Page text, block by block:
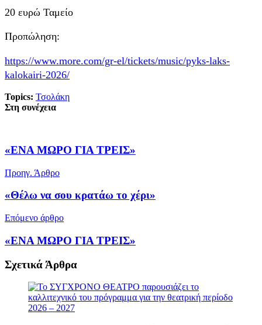
20 ευρώ Ταμείο
Προπώληση:
https://www.more.com/gr-el/tickets/music/pyks-laks-
kalokairi-2026/
Topics: Τσολάκη
Στη συνέχεια
«ΕΝΑ ΜΩΡΟ ΓΙΑ ΤΡΕΙΣ»
Προηγ. Άρθρο
«Θέλω να σου κρατάω το χέρι»
Επόμενο άρθρο
«ΕΝΑ ΜΩΡΟ ΓΙΑ ΤΡΕΙΣ»
Σχετικά Άρθρα